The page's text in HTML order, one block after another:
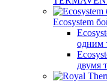
Ecosystem
одним
двумя